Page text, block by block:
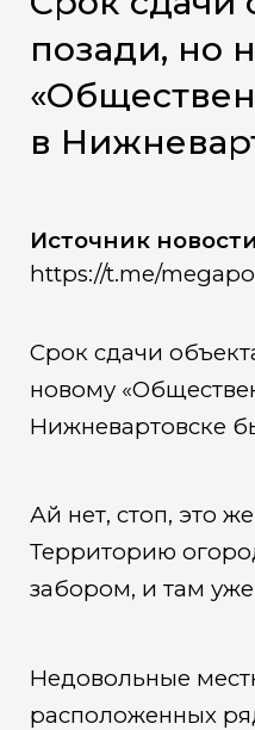
позади, но
в
Источник
https://t.me/
Срок сдачи
новому
Нижневартовске
Ай нет, стоп, это
Территорию
забором, и там
Недовольные
расположенных